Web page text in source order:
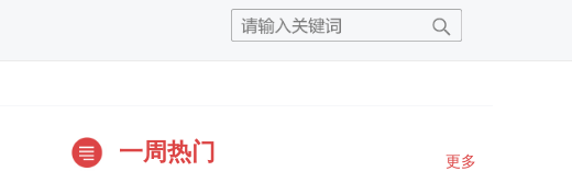
更多
一周热门